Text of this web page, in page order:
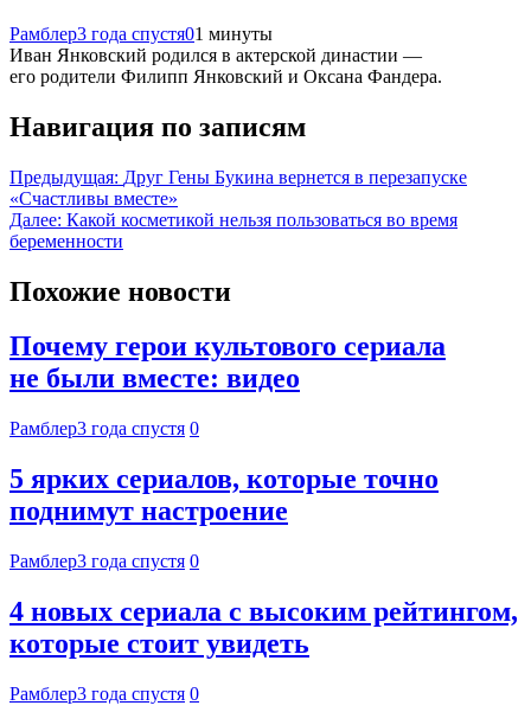
Рамблер3 года спустя01 минуты
Иван Янковский родился в актерской династии —
его родители Филипп Янковский и Оксана Фандера.
Навигация по записям
Предыдущая: Друг Гены Букина вернется в перезапуске
«Счастливы вместе»
Далее: Какой косметикой нельзя пользоваться во время
беременности
Похожие новости
Почему герои культового сериала
не были вместе: видео
Рамблер3 года спустя 0
5 ярких сериалов, которые точно
поднимут настроение
Рамблер3 года спустя 0
4 новых сериала с высоким рейтингом,
которые стоит увидеть
Рамблер3 года спустя 0